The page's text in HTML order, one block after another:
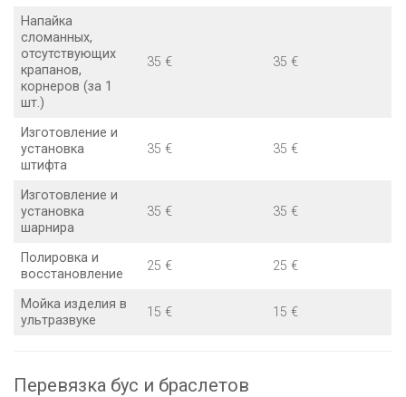
Напайка
сломанных,
отсутствующих
крапанов,
корнеров (за 1
шт.)
35 € 35 €
Изготовление и
установка
штифта
35 € 35 €
Изготовление и
установка
шарнира
35 € 35 €
Полировка и
восстановление
25 € 25 €
Мойка изделия в
ультразвуке
15 € 15 €
Перевязка бус и браслетов